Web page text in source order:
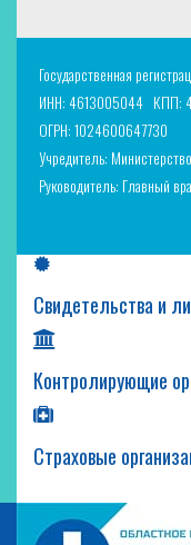
Государственная
ИНН: 4613005044 КПП:
ОГРН: 1024600647730
Учредитель:
Руководитель: Главный
Свидетельства и
Контролирующие
Страховые